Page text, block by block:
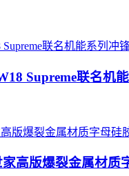
Supreme联名机
高版爆裂金属材质